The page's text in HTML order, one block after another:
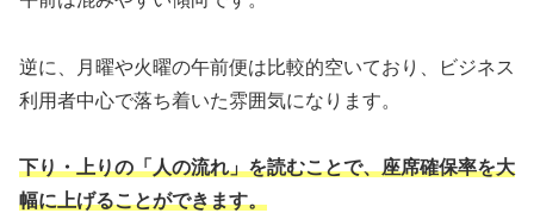
逆に、月曜や火曜の午前便は比較的空いており、ビジネス
利用者中心で落ち着いた雰囲気になります。
下り・上りの「人の流れ」を読むことで、座席確保率を大
幅に上げることができます。